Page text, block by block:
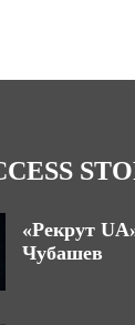
«Рекрут
Чубашев